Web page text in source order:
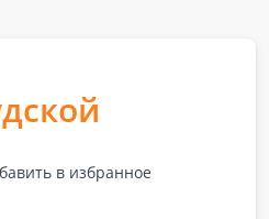
в избранное